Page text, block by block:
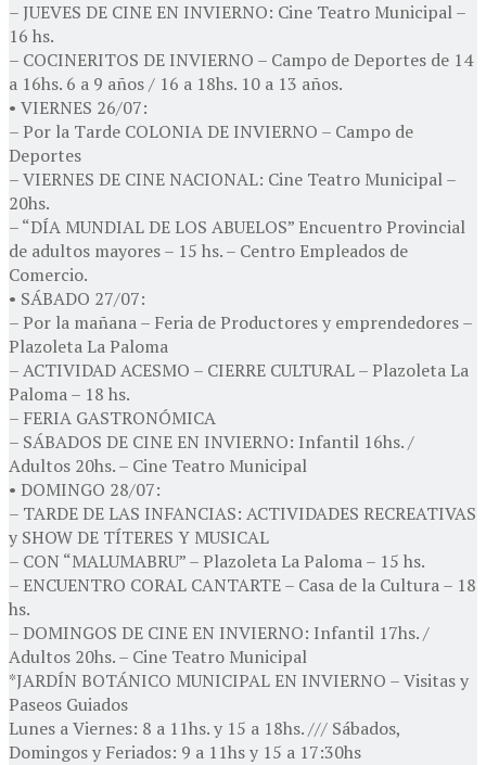
– JUEVES DE CINE EN INVIERNO: Cine Teatro Municipal –
16 hs.
– COCINERITOS DE INVIERNO – Campo de Deportes de 14
a 16hs. 6 a 9 años / 16 a 18hs. 10 a 13 años.
• VIERNES 26/07:
– Por la Tarde COLONIA DE INVIERNO – Campo de
Deportes
– VIERNES DE CINE NACIONAL: Cine Teatro Municipal –
20hs.
– “DÍA MUNDIAL DE LOS ABUELOS” Encuentro Provincial
de adultos mayores – 15 hs. – Centro Empleados de
Comercio.
• SÁBADO 27/07:
– Por la mañana – Feria de Productores y emprendedores –
Plazoleta La Paloma
– ACTIVIDAD ACESMO – CIERRE CULTURAL – Plazoleta La
Paloma – 18 hs.
– FERIA GASTRONÓMICA
– SÁBADOS DE CINE EN INVIERNO: Infantil 16hs. /
Adultos 20hs. – Cine Teatro Municipal
• DOMINGO 28/07:
– TARDE DE LAS INFANCIAS: ACTIVIDADES RECREATIVAS
y SHOW DE TÍTERES Y MUSICAL
– CON “MALUMABRU” – Plazoleta La Paloma – 15 hs.
– ENCUENTRO CORAL CANTARTE – Casa de la Cultura – 18
hs.
– DOMINGOS DE CINE EN INVIERNO: Infantil 17hs. /
Adultos 20hs. – Cine Teatro Municipal
*JARDÍN BOTÁNICO MUNICIPAL EN INVIERNO – Visitas y
Paseos Guiados
Lunes a Viernes: 8 a 11hs. y 15 a 18hs. /// Sábados,
Domingos y Feriados: 9 a 11hs y 15 a 17:30hs